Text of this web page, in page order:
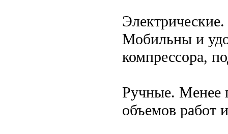
Мобильны и
компрессора,
Ручные. Менее
объемов работ